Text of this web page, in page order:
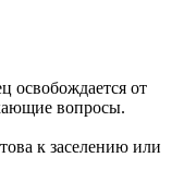
освобождается от
вопросы.
к заселению или